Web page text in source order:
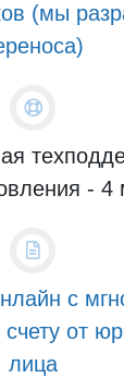
(мы
- 4
с
счету от
лица